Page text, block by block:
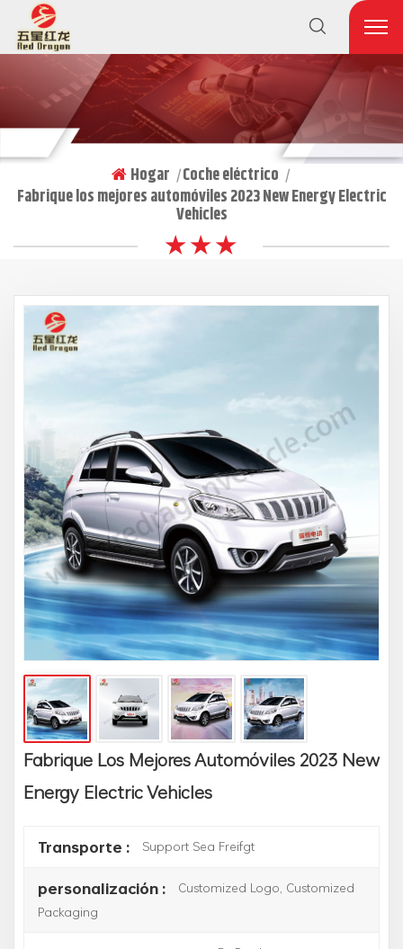
Hogar | Coche eléctrico |
Fabrique los mejores automóviles 2023 New Energy Electric
Vehicles
★ ★ ★
Fabrique Los Mejores Automóviles 2023 New
Energy Electric Vehicles
Transporte : Support Sea Freifgt
personalización :
Customized Logo, Customized
Packaging